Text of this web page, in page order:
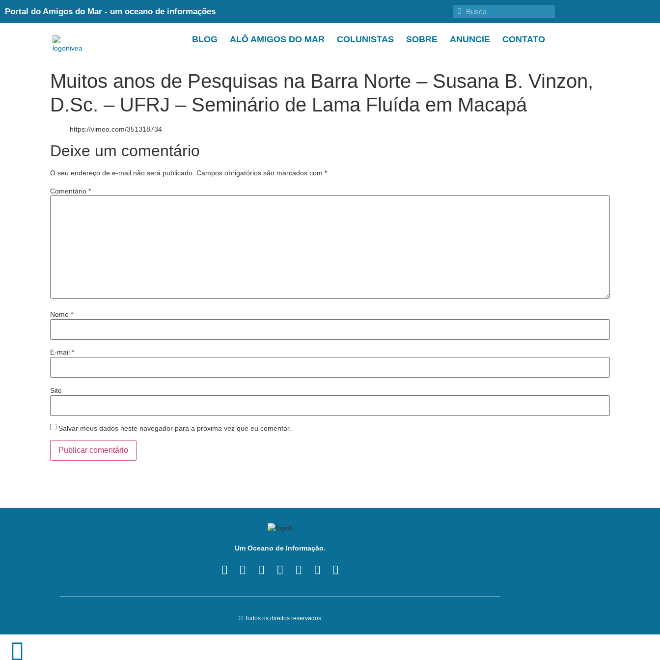
Portal do Amigos do Mar - um oceano de informações
BLOG ALÔ AMIGOS DO MAR COLUNISTAS SOBRE ANUNCIE CONTATO
Muitos anos de Pesquisas na Barra Norte – Susana B. Vinzon,
D.Sc. – UFRJ – Seminário de Lama Fluída em Macapá
https://vimeo.com/351318734
Deixe um comentário
O seu endereço de e-mail não será publicado. Campos obrigatórios são marcados com *
Comentário *
Nome *
E-mail *
Site
Salvar meus dados neste navegador para a próxima vez que eu comentar.
Um Oceano de Informação.
© Todos os direitos reservados